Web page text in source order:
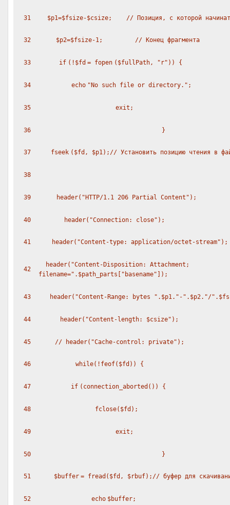
31 $p1=$fsize-$csize; // Позиция, с которой
32 $p2=$fsize-1; // Конец фрагмента
33 if (! $fd = fopen ( $fullPath, "r" )) {
34 echo "No such file or directory." ;
35 exit ;
36 }
37 fseek ( $fd , $p1); // Установить позицию чтения в
38
39 header( "HTTP/1.1 206 Partial Content" );
40 header( "Connection: close" );
41 header( "Content-type: application/octet-stream" );
42
header( "Content-Disposition: Attachment;
filename=" . $path_parts "basename" ]);
43 header( "Content-Range: bytes " . $p1. "-" . $p2. "/" .
44 header( "Content-length: $csize" );
45 // header("Cache-control: private");
46 while(! feof( $fd )) {
47 if (connection_aborted()) {
48 fclose( $fd );
49 exit ;
50 }
51 $buffer = fread ( $fd , $rbuf); // буфер для
52 echo $buffer;